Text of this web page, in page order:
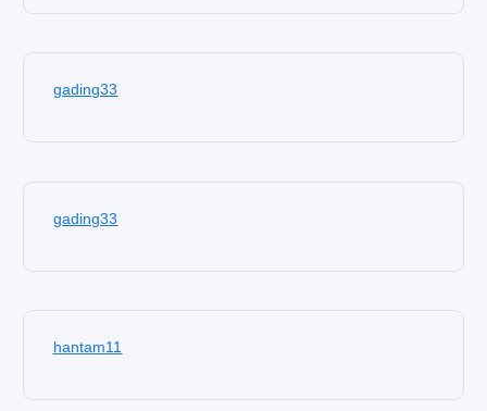
gading33
gading33
hantam11